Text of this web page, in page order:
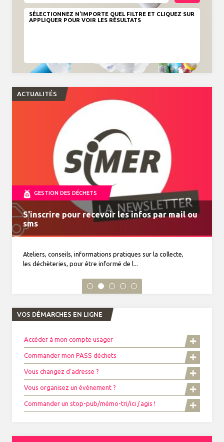
SÉLECTIONNEZ N'IMPORTE QUEL FILTRE ET CLIQUEZ SUR
APPLIQUER POUR VOIR LES RÉSULTATS
ACTUALITÉS
VENTE DE COMPOSTEURS
GESTION DES DÉCHETS
S'inscrire pour recevoir les infos par mail ou
sms
Ateliers, conseils, informations pratiques sur la collecte,
les déchèteries, pour être informé de l...
MonTri, toutes vos infos déchets dans la
poche
Journal du tri n°34 à découvrir
Horaires d'été du 15 juin au 19 septembre 2026
VOS DÉMARCHES EN LIGNE
Accéder à mon compte usager
Commander mon PASS déchets
Vous changez d'adresse ?
Vous organisez un événement ?
Commander un stop-pub/mémo-tri/ici j'agis !